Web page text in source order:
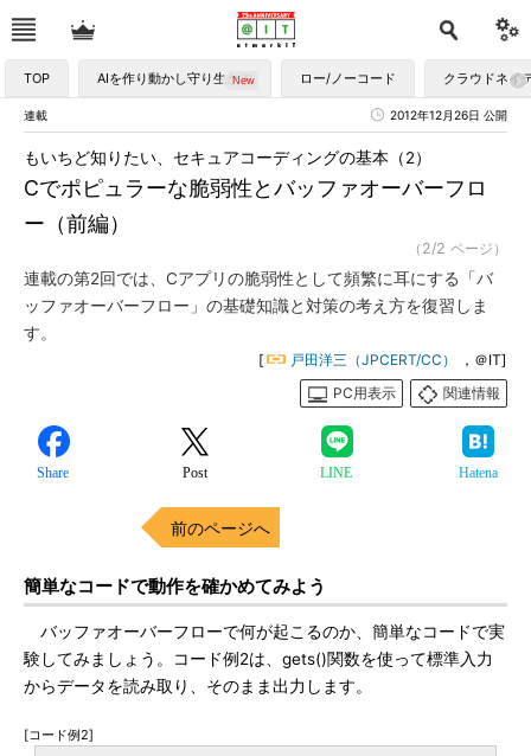
TOP AIを作り動かし守り生かす ロー/ノーコード クラウドネイ
連載 2012年12月26日 公開
Cでポピュラーな脆弱性とバッファオーバーフロ
ー（前編）
もいちど知りたい、セキュアコーディングの基本（2）
（2/2 ページ）
連載の第2回では、Cアプリの脆弱性として頻繁に耳にする「バ
ッファオーバーフロー」の基礎知識と対策の考え方を復習しま
す。
[ 戸田洋三（JPCERT/CC）
，＠IT]
PC用表示
関連情報
Share Post LINE Hatena
前のページへ
簡単なコードで動作を確かめてみよう
バッファオーバーフローで何が起こるのか、簡単なコードで実
験してみましょう。コード例2は、gets()関数を使って標準入力
からデータを読み取り、そのまま出力します。
[コード例2]